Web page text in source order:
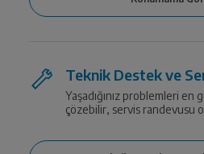
Teknik Destek ve
Yaşadığınız problemleri en
çözebilir, servis randevusu